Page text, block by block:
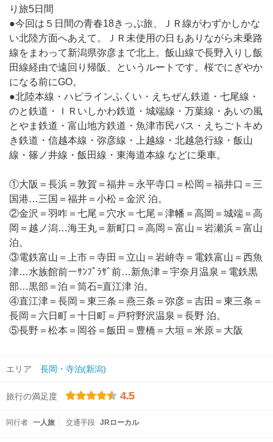
り旅5日間
●今回は５日間の青春18きっぷ旅、ＪＲ線がわずかしかな
い北陸方面へあえて。ＪＲ未使用の日もありながら未乗路
線をまわって新潟県弥彦まで北上。飯山線で長野入りし飯
田線経由で遠回り帰阪、というルートです。桜でにぎやか
になる前にGO。
●北陸本線・ハピラインふくい・えちぜん鉄道・七尾線・
のと鉄道・ＩＲいしかわ鉄道・城端線・万葉線・あいの風
とやま鉄道・富山地方鉄道・魚津市民バス・えちごトキめ
き鉄道・信越本線・弥彦線・上越線・北越急行線・飯山
線・篠ノ井線・飯田線・東海道本線 などに乗車。
①大阪＝長浜＝敦賀＝福井＝永平寺口＝松岡＝福井口＝三
国港…三国＝福井＝小松＝金沢 泊。
②金沢＝羽咋＝七尾＝穴水＝七尾＝津幡＝高岡＝城端＝高
岡＝越ノ潟…海王丸＝新町口＝高岡＝富山＝岩瀬浜＝富山
泊。
③電鉄富山＝上市＝寺田＝立山＝岩峅寺＝電鉄富山＝西魚
津…水族館前ーｻﾝﾌﾟﾗｻﾞ前…新魚津＝宇奈月温泉＝電鉄黒
部…黒部＝泊＝筒石=直江津 泊。
④直江津＝長岡＝東三条＝燕三条＝弥彦＝吉田＝東三条＝
長岡＝六日町＝十日町＝戸狩野沢温泉＝長野 泊。
⑤長野＝松本＝岡谷＝飯田＝豊橋＝大垣＝米原＝大阪
エリア 長岡・寺泊(新潟)
旅行の満足度 4.5
同行者 一人旅 交通手段 JRローカル